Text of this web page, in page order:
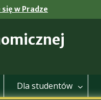
w Pradze
Dla studentów